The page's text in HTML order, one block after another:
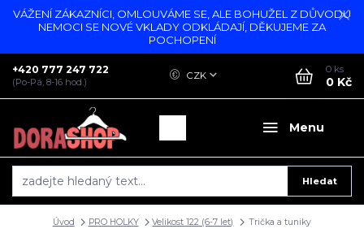
VÁŽENÍ ZÁKAZNÍCI, OMLOUVÁME SE, ALE BOHUŽEL Z DŮVODU
NEMOCI SE NOVÉ VKLADY ODKLÁDAJÍ, DĚKUJEME ZA
POCHOPENÍ
Menu
CZK
Hledat
+420 777 247 722
(Po-Pá, 8-16 hod.)
0 ks
0 Kč
Úvod PRO HOLKY Velikost 122 (6-7 let) Trička a tuniky